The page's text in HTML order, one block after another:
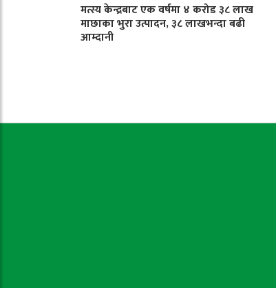
मत्स्य केन्द्रबाट एक वर्षमा ४ करोड ३८ लाख
माछाका भुरा उत्पादन, ३८ लाखभन्दा बढी
आम्दानी